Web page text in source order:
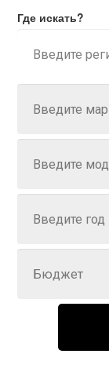
Где искать?